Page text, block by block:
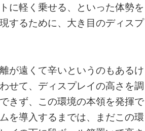
に軽く乗せる、といった体勢を
するために、大き目のディスプ
が遠くて辛いというのもあるけ
せて、ディスプレイの高さを調
きず、この環境の本領を発揮で
を導入するまでは、まだこの環